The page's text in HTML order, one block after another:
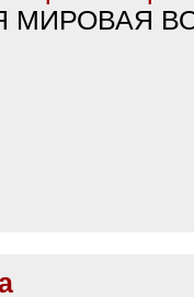
МИРОВАЯ